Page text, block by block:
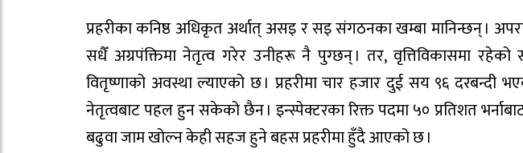
प्रहरीका कनिष्ठ अधिकृत अर्थात् असइ र सइ संगठनका खम्बा मानिन्छन् ।
सधैँ अग्रपंक्तिमा नेतृत्व गरेर उनीहरू नै पुग्छन् । तर, वृत्तिविकासमा रहेको
वितृष्णाको अवस्था ल्याएको छ । प्रहरीमा चार हजार दुई सय ९६ दरबन्दी
नेतृत्वबाट पहल हुन सकेको छैन । इन्स्पेक्टरका रिक्त पदमा ५० प्रतिशत
बढुवा जाम खोल्न केही सहज हुने बहस प्रहरीमा हुँदै आएको छ ।